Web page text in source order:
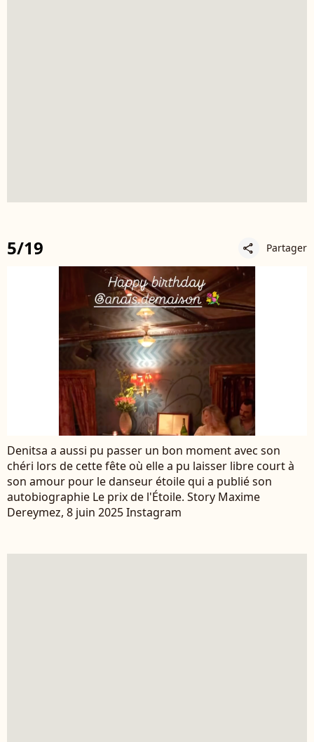
5/19 share Partager
Denitsa a aussi pu passer un bon moment avec son
chéri lors de cette fête où elle a pu laisser libre court à
son amour pour le danseur étoile qui a publié son
autobiographie Le prix de l'Étoile. Story Maxime
Dereymez, 8 juin 2025 Instagram